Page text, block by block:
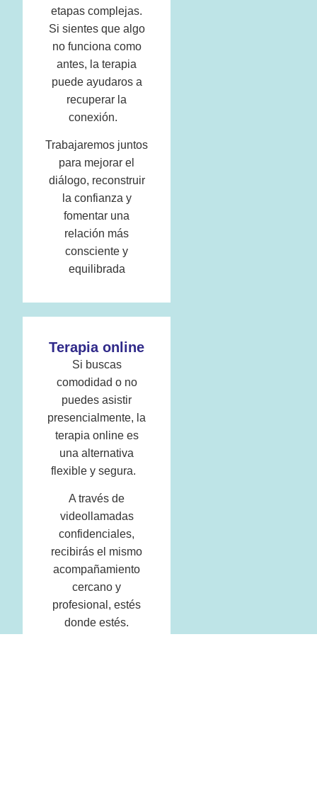
etapas complejas.
Si sientes que algo
no funciona como
antes, la terapia
puede ayudaros a
recuperar la
conexión.
Trabajaremos juntos
para mejorar el
diálogo, reconstruir
la confianza y
fomentar una
relación más
consciente y
equilibrada
Terapia online
Si buscas
comodidad o no
puedes asistir
presencialmente, la
terapia online es
una alternativa
flexible y segura.
A través de
videollamadas
confidenciales,
recibirás el mismo
acompañamiento
cercano y
profesional, estés
donde estés.